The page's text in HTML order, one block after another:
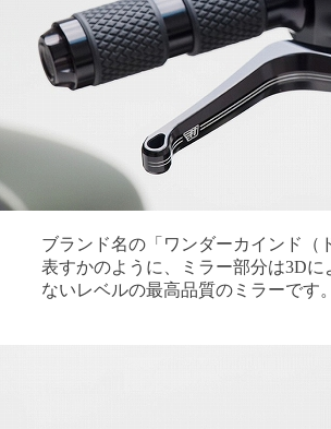
ブランド名の「ワンダーカインド（
表すかのように、ミラー部分は3D
ないレベルの最高品質のミラーです。